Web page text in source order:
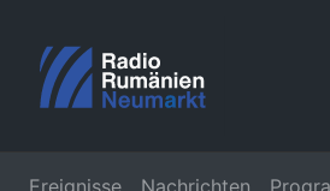
Ereignisse Nachrichten